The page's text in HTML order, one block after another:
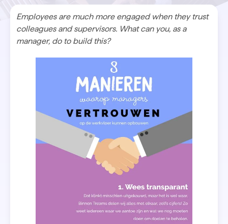
Employees are much more engaged when they trust
colleagues and supervisors. What can you, as a
manager, do to build this?